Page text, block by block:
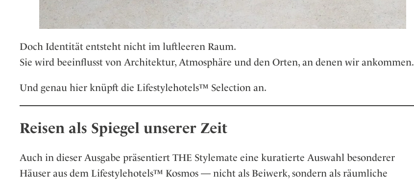
Doch Identität entsteht nicht im luftleeren Raum.
Sie wird beeinflusst von Architektur, Atmosphäre und den Orten, an denen wir ankommen.
Und genau hier knüpft die Lifestylehotels™ Selection an.
Reisen als Spiegel unserer Zeit
Auch in dieser Ausgabe präsentiert THE Stylemate eine kuratierte Auswahl besonderer
Häuser aus dem Lifestylehotels™ Kosmos — nicht als Beiwerk, sondern als räumliche